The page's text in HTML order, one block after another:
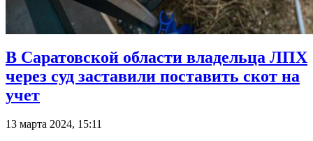
В Саратовской области владельца ЛПХ
через суд заставили поставить скот на
учет
13 марта 2024, 15:11